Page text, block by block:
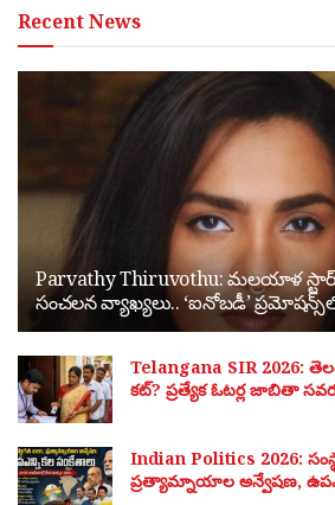
Recent News
Parvathy Thiruvothu: మలయాళ
సంచలన వ్యాఖ్యలు.. ‘ఐనోబడీ’
Telangana SIR 2026:
కట్? ప్రత్యేక ఓటర్ల జాబితా
Indian Politics 2026:
ప్రత్యామ్నాయాల అన్వేషణ,